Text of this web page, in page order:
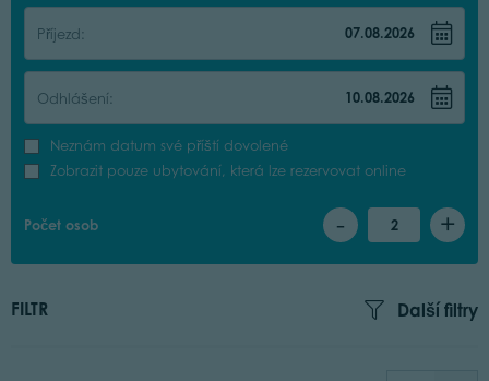
Příjezd:
Odhlášení:
Neznám datum své příští dovolené
Zobrazit pouze ubytování, která lze rezervovat online
Počet osob - 2 +
FILTR Další filtry